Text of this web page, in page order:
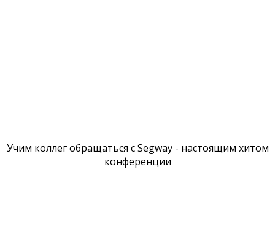
Учим коллег обращаться с Segway - настоящим хитом
конференции